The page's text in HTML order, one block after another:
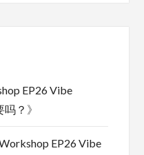
EP26 Vibe
吗？ 》
EP26 Vibe